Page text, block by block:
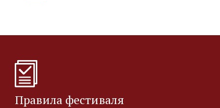
Правила фестиваля